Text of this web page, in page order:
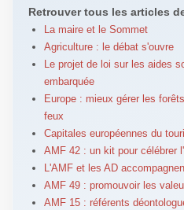
Retrouver tous les articles
La maire et le Sommet
Agriculture : le débat s'ouvre
Le projet de loi sur les aides
embarquée
Europe : mieux gérer les
feux
Capitales européennes du
AMF 42 : un kit pour célébrer
L'AMF et les AD
AMF 49 : promouvoir les
AMF 15 : référents